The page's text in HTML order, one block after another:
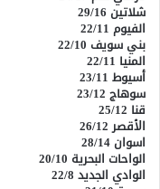
شلاتين 29/16
الفيوم 22/11
بني سويف 22/10
المنيا 22/11
أسيوط 23/11
سوهاج 23/12
قنا 25/12
الأقصر 26/12
اسوان 28/14
الواحات البحرية 20/10
الوادي الجديد 22/8